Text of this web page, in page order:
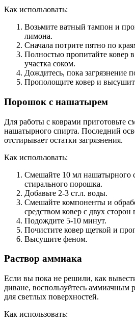
Как использовать:
Возьмите ватный тампон и
лимона.
Сначала потрите пятно по
Полностью пропитайте ковер
участка соком.
Дождитесь, пока загрязнение
Прополощите ковер и
Порошок с нашатырем
Для работы с коврами приготовьте
нашатырного спирта. Последний
отстирывает остатки загрязнения.
Как использовать:
Смешайте 10 мл нашатырного
стирального порошка.
Добавьте 2-3 ст.л. воды.
Смешайте компоненты и
средством ковер с двух сторон
Подождите 5-10 минут.
Почистите ковер щеткой и
Высушите феном.
Раствор аммиака
Если вы пока не решили, как
диване, воспользуйтесь аммиачным
для светлых поверхностей.
Как использовать: